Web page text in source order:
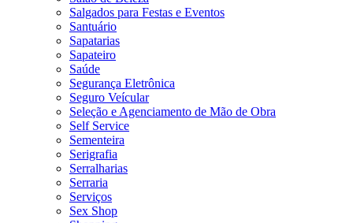
Salgados para Festas e Eventos
Santuário
Sapatarias
Sapateiro
Saúde
Segurança Eletrônica
Seguro Veícular
Seleção e Agenciamento de Mão de Obra
Self Service
Sementeira
Serigrafia
Serralharias
Serraria
Serviços
Sex Shop